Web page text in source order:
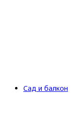
Сад и балкон